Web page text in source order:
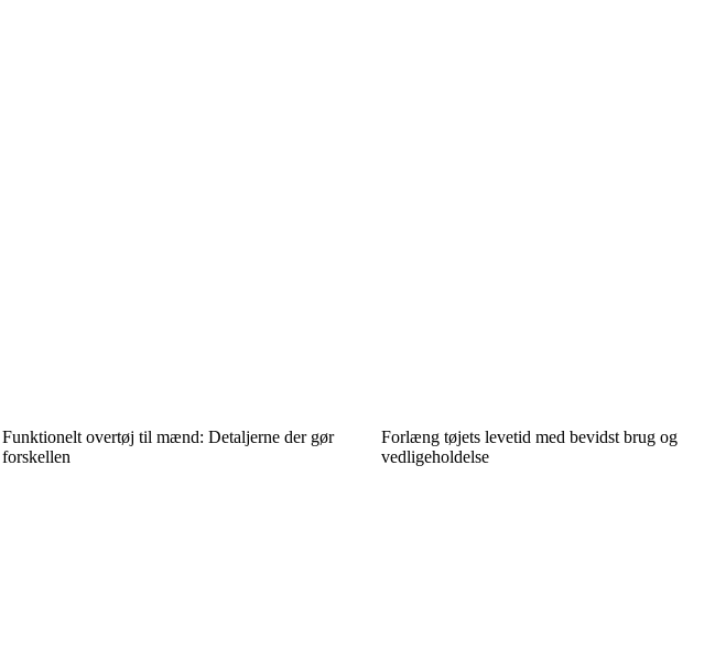
Funktionelt overtøj til mænd: Detaljerne der gør
forskellen
Forlæng tøjets levetid med bevidst brug og
vedligeholdelse